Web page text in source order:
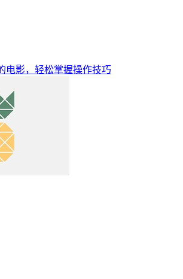
电影，轻松掌握操作技巧